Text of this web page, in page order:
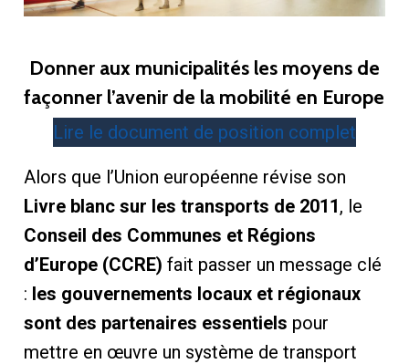
Donner aux municipalités les moyens de
façonner l’avenir de la mobilité en Europe
Lire le document de position complet
Alors que l’Union européenne révise son
Livre blanc sur les transports de 2011, le
Conseil des Communes et Régions
d’Europe (CCRE) fait passer un message clé
: les gouvernements locaux et régionaux
sont des partenaires essentiels pour
mettre en œuvre un système de transport